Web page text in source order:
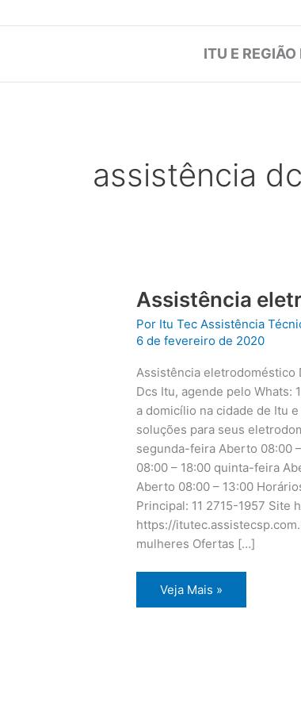
ITU E
assistência
Assistência
Por Itu Tec Assistência
6 de fevereiro de 2020
Assistência eletrodoméstico
Dcs Itu, agende pelo
a domicílio na cidade de Itu
soluções para seus
segunda-feira Aberto 08:00
08:00 – 18:00 quinta-feira
Aberto 08:00 – 13:00
Principal: 11 2715-1957 Site
https://
mulheres Ofertas […]
Assistência
eletrodoméstico
Dcs
Veja Mais »